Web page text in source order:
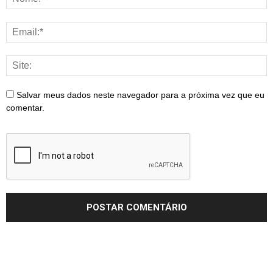
Salvar meus dados neste navegador para a próxima vez que eu
comentar.